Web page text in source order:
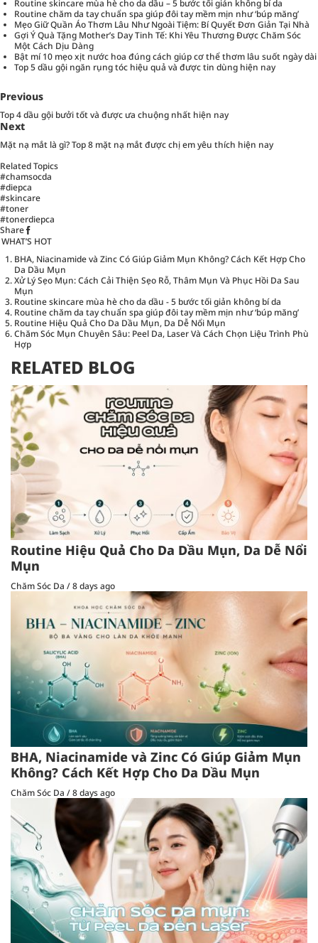
Routine skincare mùa hè cho da dầu – 5 bước tối giản không bí da
Routine chăm da tay chuẩn spa giúp đôi tay mềm mịn như ‘búp măng’
Mẹo Giữ Quần Áo Thơm Lâu Như Ngoài Tiệm: Bí Quyết Đơn Giản Tại Nhà
Gợi Ý Quà Tặng Mother’s Day Tinh Tế: Khi Yêu Thương Được Chăm Sóc
Một Cách Dịu Dàng
Bật mí 10 mẹo xịt nước hoa đúng cách giúp cơ thể thơm lâu suốt ngày dài
Top 5 dầu gội ngăn rụng tóc hiệu quả và được tin dùng hiện nay
Previous
Top 4 dầu gội bưởi tốt và được ưa chuộng nhất hiện nay
Next
Mặt nạ mắt là gì? Top 8 mặt nạ mắt được chị em yêu thích hiện nay
Related Topics
#chamsocda
#diepca
#skincare
#toner
#tonerdiepca
Share
WHAT’S HOT
BHA, Niacinamide và Zinc Có Giúp Giảm Mụn Không? Cách Kết Hợp Cho
Da Dầu Mụn
Xử Lý Sẹo Mụn: Cách Cải Thiện Sẹo Rỗ, Thâm Mụn Và Phục Hồi Da Sau
Mụn
Routine skincare mùa hè cho da dầu - 5 bước tối giản không bí da
Routine chăm da tay chuẩn spa giúp đôi tay mềm mịn như ‘búp măng’
Routine Hiệu Quả Cho Da Dầu Mụn, Da Dễ Nổi Mụn
Chăm Sóc Mụn Chuyên Sâu: Peel Da, Laser Và Cách Chọn Liệu Trình Phù
Hợp
RELATED BLOG
Routine Hiệu Quả Cho Da Dầu Mụn, Da Dễ Nổi
Mụn
Chăm Sóc Da /8 days ago
BHA, Niacinamide và Zinc Có Giúp Giảm Mụn
Không? Cách Kết Hợp Cho Da Dầu Mụn
Chăm Sóc Da /8 days ago